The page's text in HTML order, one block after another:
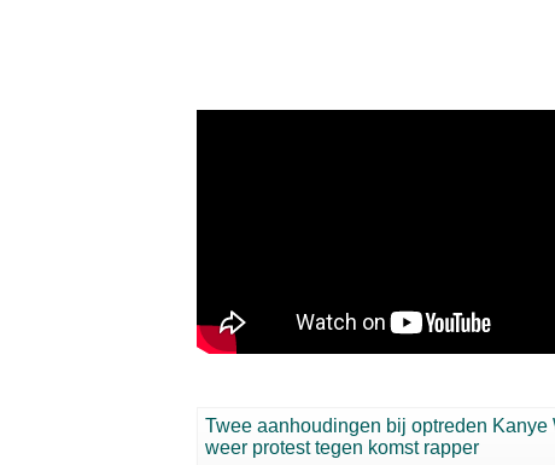
Twee aanhoudingen bij optreden Kanye
weer protest tegen komst rapper